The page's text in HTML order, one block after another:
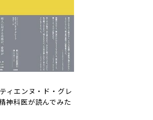
ィエンヌ・ド・グレ
神科医が読んでみた